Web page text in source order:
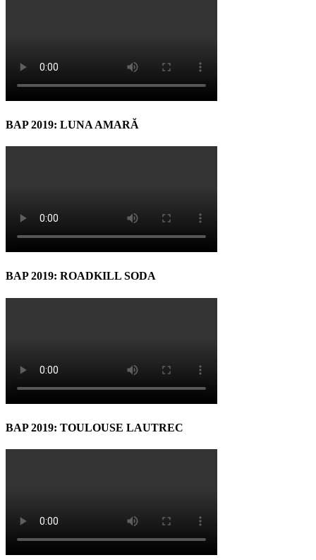
BAP 2019: LUNA AMARĂ
BAP 2019: ROADKILL SODA
BAP 2019: TOULOUSE LAUTREC